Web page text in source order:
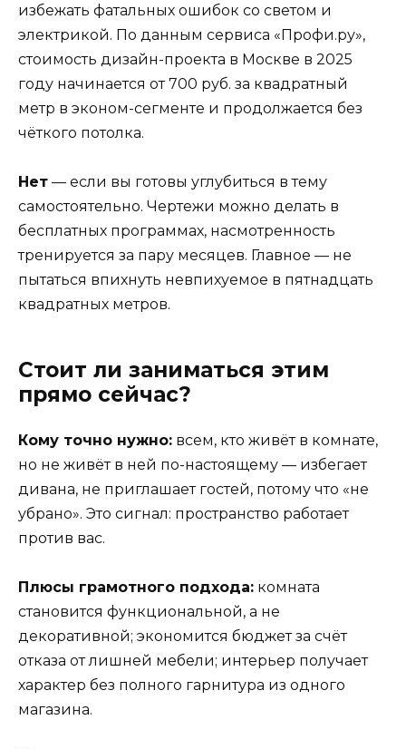
избежать фатальных ошибок со светом и
электрикой. По данным сервиса «Профи.ру»,
стоимость дизайн-проекта в Москве в 2025
году начинается от 700 руб. за квадратный
метр в эконом-сегменте и продолжается без
чёткого потолка.
Нет — если вы готовы углубиться в тему
самостоятельно. Чертежи можно делать в
бесплатных программах, насмотренность
тренируется за пару месяцев. Главное — не
пытаться впихнуть невпихуемое в пятнадцать
квадратных метров.
Стоит ли заниматься этим
прямо сейчас?
Кому точно нужно: всем, кто живёт в комнате,
но не живёт в ней по-настоящему — избегает
дивана, не приглашает гостей, потому что «не
убрано». Это сигнал: пространство работает
против вас.
Плюсы грамотного подхода: комната
становится функциональной, а не
декоративной; экономится бюджет за счёт
отказа от лишней мебели; интерьер получает
характер без полного гарнитура из одного
магазина.